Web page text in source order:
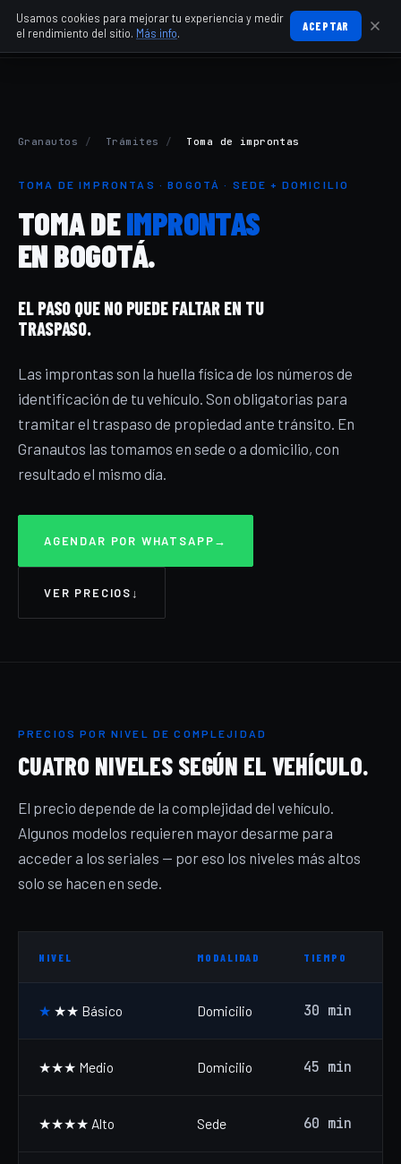
Granautos / Trámites / Toma de improntas
TOMA DE IMPRONTAS · BOGOTÁ · SEDE + DOMICILIO
TOMA DEIMPRONTAS
EN BOGOTÁ.
EL PASO QUE NO PUEDE FALTAR EN TU
TRASPASO.
Las improntas son la huella física de los números de
identificación de tu vehículo. Son obligatorias para
tramitar el traspaso de propiedad ante tránsito. En
Granautos las tomamos en sede o a domicilio, con
resultado el mismo día.
AGENDAR POR WHATSAPP→
VER PRECIOS ↓
PRECIOS POR NIVEL DE COMPLEJIDAD
CUATRO NIVELES SEGÚN EL VEHÍCULO.
El precio depende de la complejidad del vehículo.
Algunos modelos requieren mayor desarme para
acceder a los seriales — por eso los niveles más altos
solo se hacen en sede.
NIVEL MODALIDAD TIEMPO
★★ Básico Domicilio 30 min
★★★ Medio Domicilio 45 min
★★★★ Alto Sede 60 min
Usamos cookies para mejorar tu experiencia y medir
el rendimiento del sitio. Más info. ACEPTAR